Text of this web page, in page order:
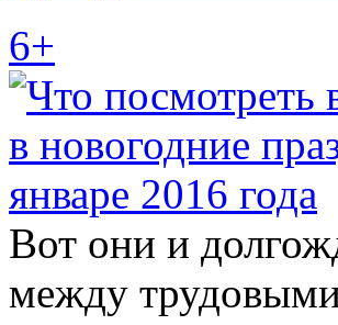
6+
Вот они и
между